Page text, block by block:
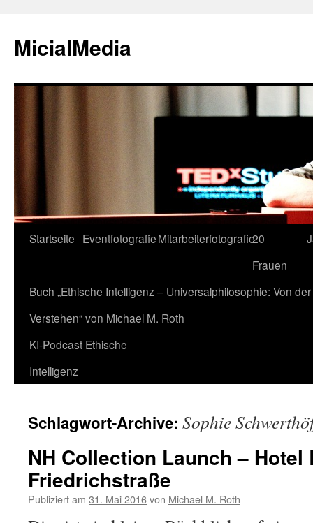
MicialMedia
Zum
springen
Startseite EventfotografieMitarbeiterfotografie20
Frauen
Buch „Ethische Intelligenz – Universalphilosophie: Von
Verstehen“ von Michael M. Roth
KI-Podcast Ethische
Intelligenz
Schlagwort-Archive: Sophie
NH Collection Launch – Hotel
Friedrichstraße
Publiziert am 31. Mai 2016von Michael M. Roth